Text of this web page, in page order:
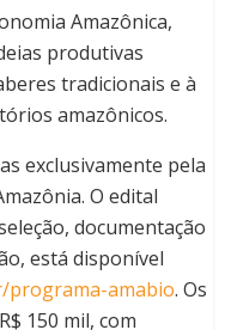
Amazônica,
produtivas
tradicionais e à
amazônicos.
exclusivamente pela
O edital
documentação
está disponível
programa-amabio. Os
150 mil, com